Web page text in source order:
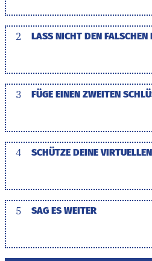
2 LASS NICHT DEN FALSCHEN
3 FÜGE EINEN ZWEITEN
4 SCHÜTZE DEINE
5 SAG ES WEITER